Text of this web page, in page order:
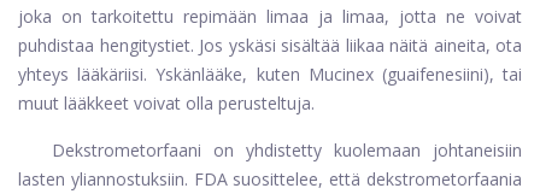
joka on tarkoitettu repimään limaa ja limaa, jotta ne voivat
puhdistaa hengitystiet. Jos yskäsi sisältää liikaa näitä aineita, ota
yhteys lääkäriisi. Yskänlääke, kuten Mucinex (guaifenesiini), tai
muut lääkkeet voivat olla perusteltuja.
Dekstrometorfaani on yhdistetty kuolemaan johtaneisiin
lasten yliannostuksiin. FDA suosittelee, että dekstrometorfaania